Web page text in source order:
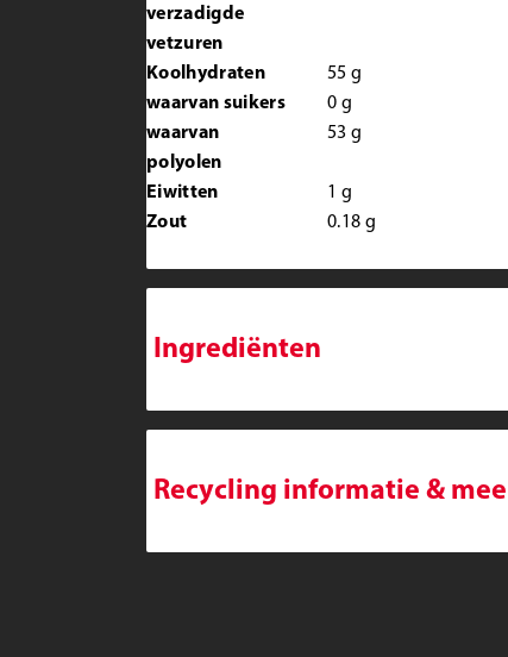
verzadigde
vetzuren
Koolhydraten 55 g
waarvan suikers
0 g
waarvan
polyolen
53 g
Eiwitten 1 g
Zout
0.18 g
Ingrediënten
Recycling informatie &